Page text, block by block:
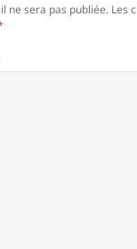
ne sera pas publiée. Les